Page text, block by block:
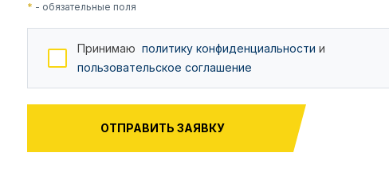
* - обязательные поля
Принимаю политику конфиденциальности и
пользовательское соглашение